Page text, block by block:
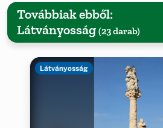
Továbbiak ebből:
Látványosság (23 darab)
Látványosság